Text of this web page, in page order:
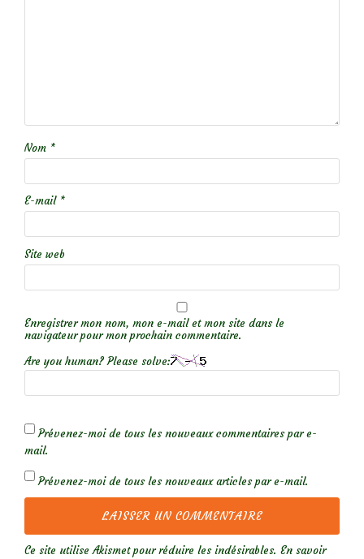
Nom *
E-mail *
Site web
Enregistrer mon nom, mon e-mail et mon site dans le
navigateur pour mon prochain commentaire.
Are you human? Please solve:
Prévenez-moi de tous les nouveaux commentaires par e-
mail.
Prévenez-moi de tous les nouveaux articles par e-mail.
Ce site utilise Akismet pour réduire les indésirables. En savoir